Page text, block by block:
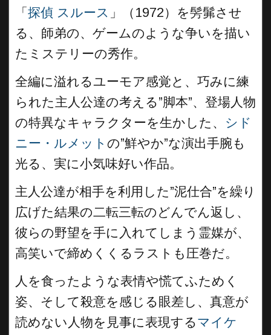
「 探偵 スルース 」（1972）を髣髴させ
る、師弟の、ゲームのような争いを描い
たミステリーの秀作。
全編に溢れるユーモア感覚と、巧みに練
られた主人公達の考える”脚本”、登場人物
の特異なキャラクターを生かした、 シド
ニー・ルメット の”鮮やか”な演出手腕も
光る、実に小気味好い作品。
主人公達が相手を利用した”泥仕合”を繰り
広げた結果の二転三転のどんでん返し、
彼らの野望を手に入れてしまう霊媒が、
高笑いで締めくくるラストも圧巻だ。
人を食ったような表情や慌てふためく
姿、そして殺意を感じる眼差し、真意が
読めない人物を見事に表現するマイケ